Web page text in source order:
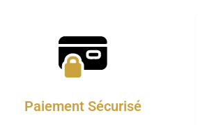
Paiement Sécurisé